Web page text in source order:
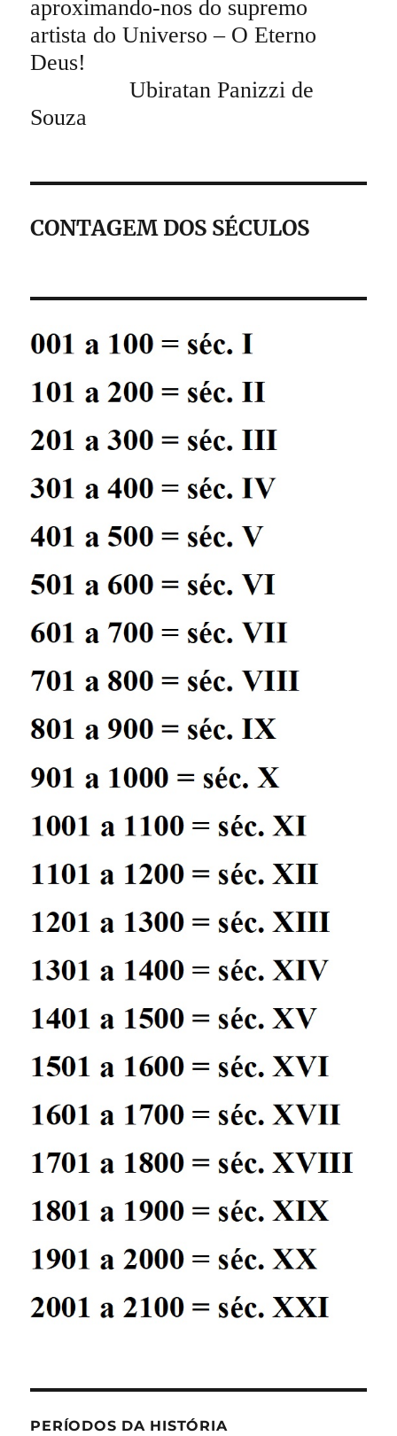
aproximando-nos do supremo
artista do Universo – O Eterno
Deus!
Ubiratan Panizzi de
Souza
CONTAGEM DOS SÉCULOS
PERÍODOS DA HISTÓRIA